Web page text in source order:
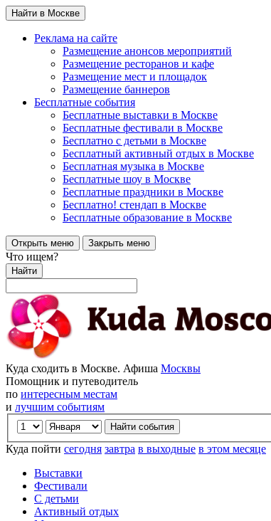
Найти в Москве
Реклама на сайте
Размещение анонсов мероприятий
Размещение ресторанов и кафе
Размещение мест и площадок
Размещение баннеров
Бесплатные события
Бесплатные выставки в Москве
Бесплатные фестивали в Москве
Бесплатно с детьми в Москве
Бесплатный активный отдых в Москве
Бесплатная музыка в Москве
Бесплатные шоу в Москве
Бесплатные праздники в Москве
Бесплатно! стендап в Москве
Бесплатные образование в Москве
Открыть меню Закрыть меню
Что ищем?
Найти
Куда сходить в Москве. Афиша Москвы
Помощник и путеводитель
по интересным местам
и лучшим событиям
Куда пойти сегодня завтра в выходные в этом месяце
Выставки
Фестивали
С детьми
Активный отдых